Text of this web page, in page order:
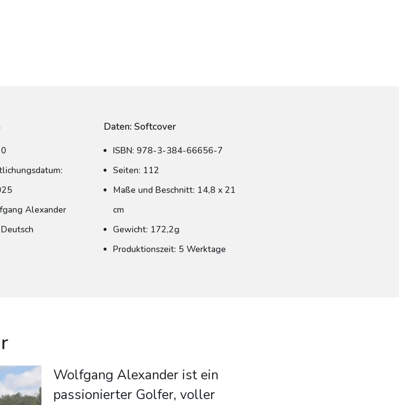
Alexander
Daten: Softcover
ISBN: 978-3-384-66656-7
Seiten: 112
Maße und Beschnitt: 14,8 x 21
cm
Gewicht: 172,2g
Produktionszeit: 5 Werktage
Wolfgang Alexander ist ein
passionierter Golfer, voller